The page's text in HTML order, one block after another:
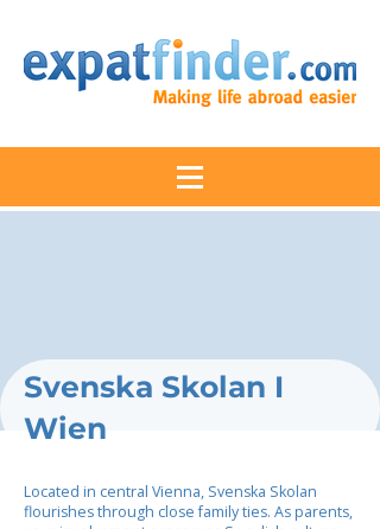
Svenska Skolan I
Wien
Located in central Vienna, Svenska Skolan
flourishes through close family ties. As parents,